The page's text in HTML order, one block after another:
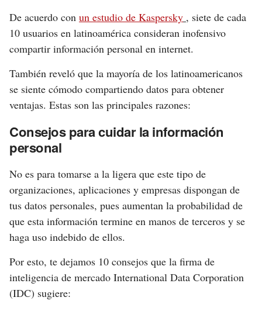
De acuerdo con un estudio de Kaspersky , siete de cada
10 usuarios en latinoamérica consideran inofensivo
compartir información personal en internet.
También reveló que la mayoría de los latinoamericanos
se siente cómodo compartiendo datos para obtener
ventajas. Estas son las principales razones:
Consejos para cuidar la información
personal
No es para tomarse a la ligera que este tipo de
organizaciones, aplicaciones y empresas dispongan de
tus datos personales, pues aumentan la probabilidad de
que esta información termine en manos de terceros y se
haga uso indebido de ellos.
Por esto, te dejamos 10 consejos que la firma de
inteligencia de mercado International Data Corporation
(IDC) sugiere: